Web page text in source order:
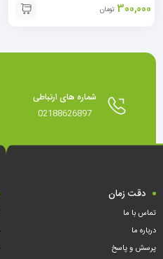
300,000 تومان
شماره های ارتباطی
02188626897
دقت زمان
تماس با ما
درباره ما
پرسش و پاسخ